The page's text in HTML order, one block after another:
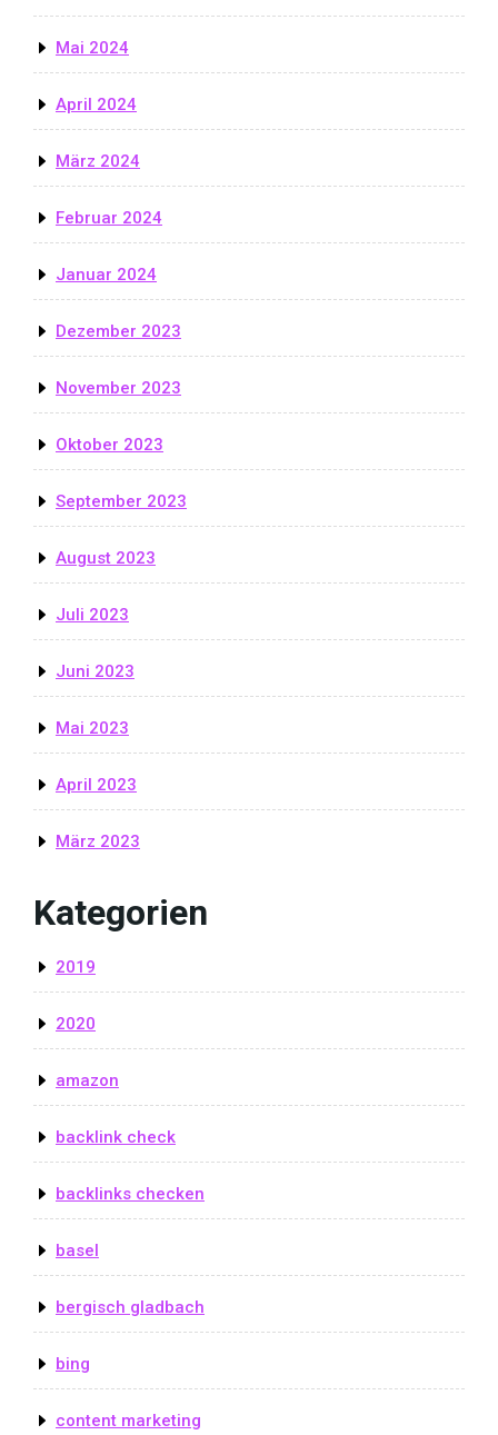
Mai 2024
April 2024
März 2024
Februar 2024
Januar 2024
Dezember 2023
November 2023
Oktober 2023
September 2023
August 2023
Juli 2023
Juni 2023
Mai 2023
April 2023
März 2023
Kategorien
2019
2020
amazon
backlink check
backlinks checken
basel
bergisch gladbach
bing
content marketing